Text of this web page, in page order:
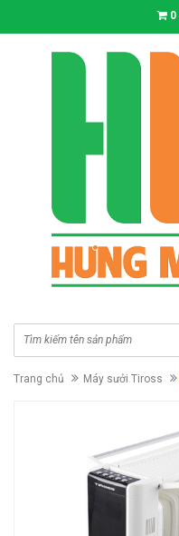
0
Trang chủ Máy sưởi Tiross